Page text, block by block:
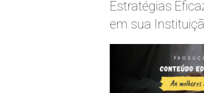
sua
pode
para
se
adaptar
Estratégias
em sua